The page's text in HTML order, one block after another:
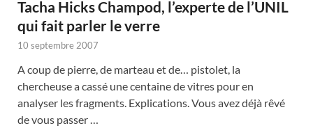
Tacha Hicks Champod, l’experte de l’UNIL
qui fait parler le verre
10 septembre 2007
A coup de pierre, de marteau et de… pistolet, la
chercheuse a cassé une centaine de vitres pour en
analyser les fragments. Explications. Vous avez déjà rêvé
de vous passer …